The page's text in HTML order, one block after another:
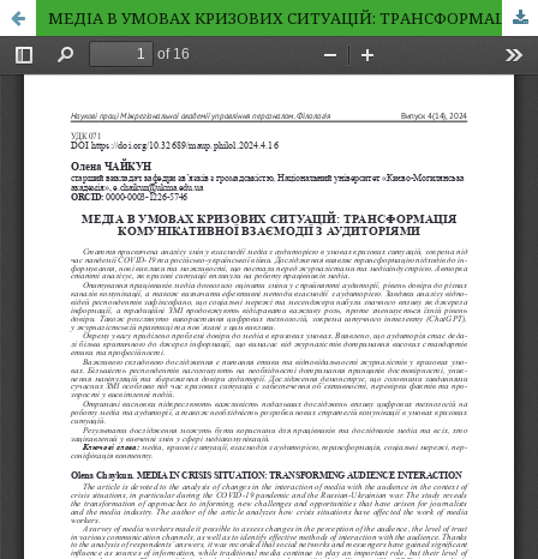
МЕДІА В УМОВАХ КРИЗОВИХ СИТУАЦІЙ: ТРАНСФОРМАЦІЯ КОМУНІКАТИВНОЇ ВЗАЄМОДІЇ З АУДИТОРІЯМИ